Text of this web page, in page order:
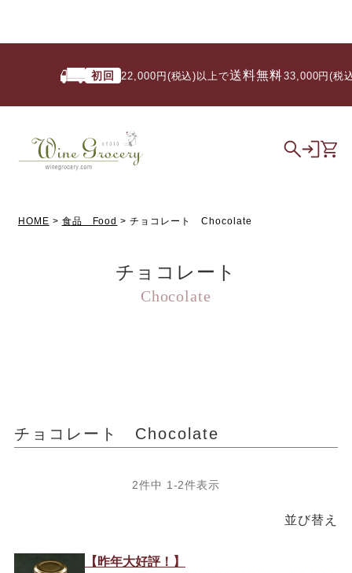
初回 22,000円(税込)以上で送料無料/ 33,000円(税込)
HOME 食品 Food チョコレート Chocolate
チョコレート
Chocolate
チョコレート Chocolate
並び替え
2件中 1 -2件表示
【昨年大好評！】